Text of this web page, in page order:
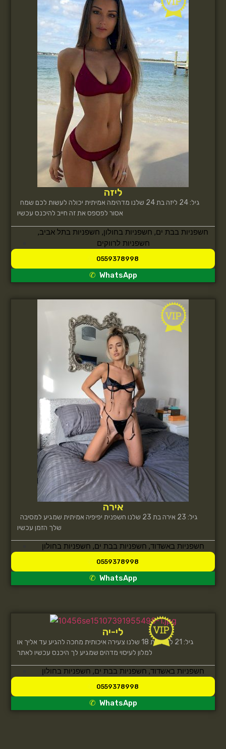
ליזה
חשפניות בבת ים, חשפניות בחולון, חשפניות בתל אביב,
חשפניות לרווקים
0559378998
WhatsApp
אירה
חשפניות באשדוד, חשפניות בבת ים, חשפניות בחולון
0559378998
WhatsApp
לי-יה
גיל: 21 ליאה בת 18 שלנו צעירה איכותית מחכה להגיע עד אליך או
למלון לעיסוי מדהים שמגיע לך היכנס עכשיו לאתר
חשפניות באשדוד, חשפניות בבת ים, חשפניות בחולון
0559378998
WhatsApp